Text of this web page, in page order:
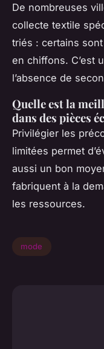
De nombreuses
collecte textile
triés : certains
en chiffons. C’est
l’absence de
Quelle est la
dans des pièces
Privilégier les
limitées permet
aussi un bon
fabriquent à la
les ressources.
mode